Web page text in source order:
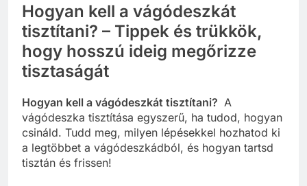
Hogyan kell a vágódeszkát
tisztítani? – Tippek és trükkök,
hogy hosszú ideig megőrizze
tisztaságát
Hogyan kell a vágódeszkát tisztítani? A
vágódeszka tisztítása egyszerű, ha tudod, hogyan
csináld. Tudd meg, milyen lépésekkel hozhatod ki
a legtöbbet a vágódeszkádból, és hogyan tartsd
tisztán és frissen!